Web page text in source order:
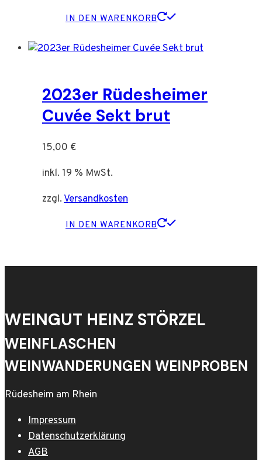
IN DEN WARENKORB
2023er Rüdesheimer
Cuvée Sekt brut
15,00 €
inkl. 19 % MwSt.
zzgl.Versandkosten
IN DEN WARENKORB
WEINGUT HEINZ STÖRZEL
WEINFLASCHEN
WEINWANDERUNGEN WEINPROBEN
Rüdesheim am Rhein
Impressum
Datenschutzerklärung
AGB